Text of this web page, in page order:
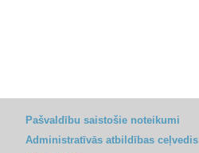
Pašvaldību saistošie noteikumi
Administratīvās atbildības ceļvedis